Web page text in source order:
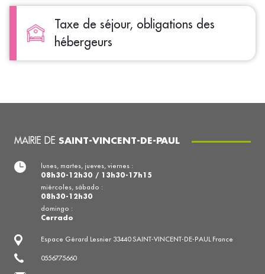
Taxe de séjour, obligations des
hébergeurs
MAIRIE DE SAINT-VINCENT-DE-PAUL
Espace Gérard Lesnier 33440 SAINT-VINCENT-DE-PAUL France
0556775660
lunes, martes, jueves, viernes :
08h30-12h30 / 13h30-17h15
miércoles, sábado :
08h30-12h30
domingo :
Cerrado